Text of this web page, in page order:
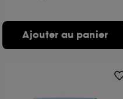
Ajouter au panier